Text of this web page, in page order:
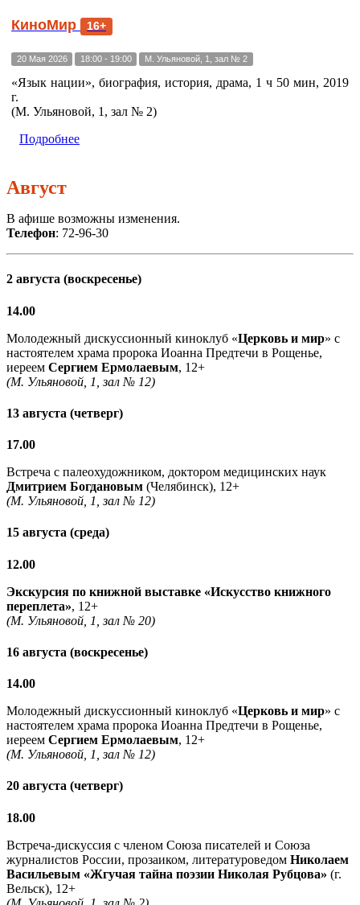
КиноМир 16+
20 Мая 2026 18:00 - 19:00 М. Ульяновой, 1, зал № 2
«Язык нации», биография, история, драма, 1 ч 50 мин, 2019
г.
(М. Ульяновой, 1, зал № 2)
Подробнее
Август
В афише возможны изменения.
Телефон: 72-96-30
2 августа (воскресенье)
14.00
Молодежный дискуссионный киноклуб «Церковь и мир» с
настоятелем храма пророка Иоанна Предтечи в Рощенье,
иереем Сергием Ермолаевым, 12+
(М. Ульяновой, 1, зал № 12)
13 августа (четверг)
17.00
Встреча с палеохудожником, доктором медицинских наук
Дмитрием Богдановым (Челябинск), 12+
(М. Ульяновой, 1, зал № 12)
15 августа (среда)
12.00
Экскурсия по книжной выставке «Искусство книжного
переплета», 12+
(М. Ульяновой, 1, зал № 20)
16 августа (воскресенье)
14.00
Молодежный дискуссионный киноклуб «Церковь и мир» с
настоятелем храма пророка Иоанна Предтечи в Рощенье,
иереем Сергием Ермолаевым, 12+
(М. Ульяновой, 1, зал № 12)
20 августа (четверг)
18.00
Встреча-дискуссия с членом Союза писателей и Союза
журналистов России, прозаиком, литературоведом Николаем
Васильевым «Жгучая тайна поэзии Николая Рубцова» (г.
Вельск), 12+